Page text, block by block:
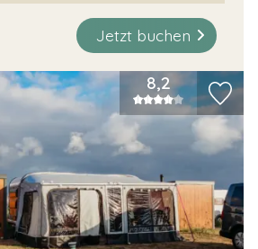
Jetzt buchen
8,2